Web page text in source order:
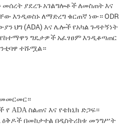
ያደረጉ አገልግሎቶች ለመስጠት እና
እንዲወስኑ ለማድረግ ቁርጠኛ ነው። ODR
ህግ (ADA) እና ሌሎች የአካል ጉዳተኝነት
ግዴታዎች አፈፃፀም እንዲቆጣጠር
ተሹሟል።
ADA ስልጠና እና የቴክኒክ ድጋፍ።
ዕቅዶች በመከታተል በዲስትሪክቱ መንግሥት